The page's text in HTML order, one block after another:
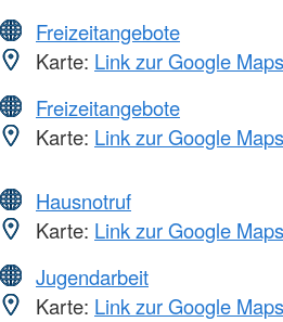
Freizeitangebote
Karte: Link zur Google
Freizeitangebote
Karte: Link zur Google
Hausnotruf
Karte: Link zur Google
Jugendarbeit
Karte: Link zur Google